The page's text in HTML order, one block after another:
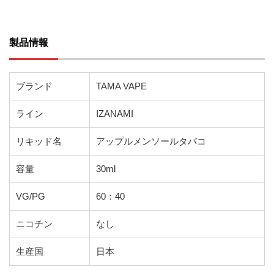
製品情報
ブランド TAMA VAPE
ライン IZANAMI
リキッド名 アップルメンソールタバコ
容量 30ml
VG/PG 60：40
ニコチン なし
生産国 日本